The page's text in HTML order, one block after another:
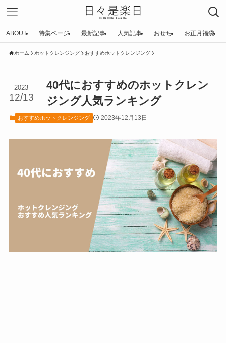
ABOUT 特集ページ 最新記事 人気記事 おせち お正月福袋
ホーム ホットクレンジング おすすめホットクレンジング
40代におすすめのホットクレン
ジング人気ランキング
2023
12/13
おすすめホットクレンジング 2023年12月13日